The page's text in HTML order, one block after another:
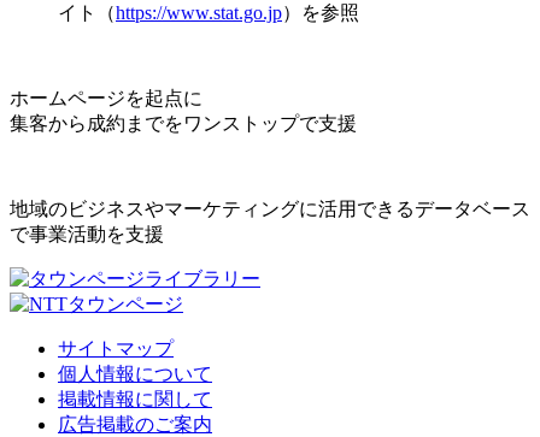
イト（https://www.stat.go.jp）を参照
ホームページを起点に
集客から成約までをワンストップで支援
地域のビジネスやマーケティングに活用できるデータベース
で事業活動を支援
サイトマップ
個人情報について
掲載情報に関して
広告掲載のご案内